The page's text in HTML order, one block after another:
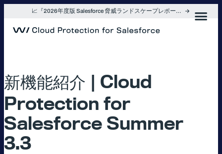
プ
📈『2026年度版 Salesforce 脅威ランドスケープレポート』を入手
新機能紹介 | Cloud
Protection for
Salesforce Summer
3.3